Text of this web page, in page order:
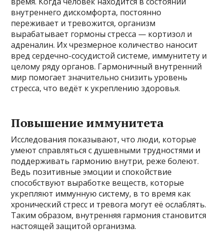
внутреннего дискомфорта, постоянно
переживает и тревожится, организм
вырабатывает гормоны стресса — кортизол и
адреналин. Их чрезмерное количество наносит
вред сердечно-сосудистой системе, иммунитету и
целому ряду органов. Гармоничный внутренний
мир помогает значительно снизить уровень
стресса, что ведёт к укреплению здоровья.
Повышение иммунитета
Исследования показывают, что люди, которые
умеют справляться с душевными трудностями и
поддерживать гармонию внутри, реже болеют.
Ведь позитивные эмоции и спокойствие
способствуют выработке веществ, которые
укрепляют иммунную систему, в то время как
хронический стресс и тревога могут её ослаблять.
Таким образом, внутренняя гармония становится
настоящей защитой организма.